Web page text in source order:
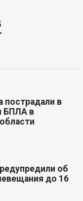
пострадали в
БПЛА в
об
до 16